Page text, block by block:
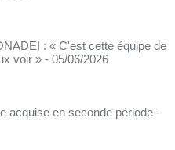
: « C'est cette équipe de
voir » - 05/06/2026
acquise en seconde période -